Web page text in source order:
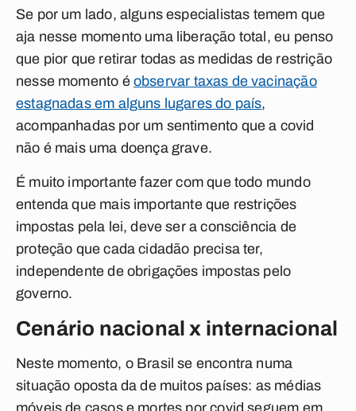
Se por um lado, alguns especialistas temem que
aja nesse momento uma liberação total, eu penso
que pior que retirar todas as medidas de restrição
nesse momento é observar taxas de vacinação
estagnadas em alguns lugares do país,
acompanhadas por um sentimento que a covid
não é mais uma doença grave.
É muito importante fazer com que todo mundo
entenda que mais importante que restrições
impostas pela lei, deve ser a consciência de
proteção que cada cidadão precisa ter,
independente de obrigações impostas pelo
governo.
Cenário nacional x internacional
Neste momento, o Brasil se encontra numa
situação oposta da de muitos países: as médias
móveis de casos e mortes por covid seguem em